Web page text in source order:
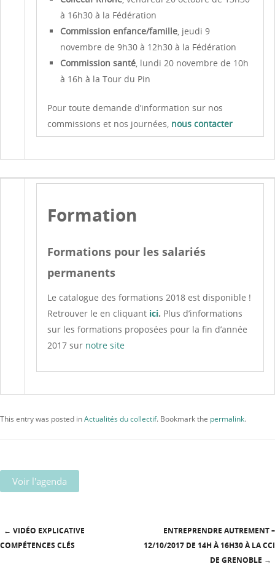
à 16h30 à la Fédération
Commission enfance/famille, jeudi 9
novembre de 9h30 à 12h30 à la Fédération
Commission santé, lundi 20 novembre de 10h
à 16h à la Tour du Pin
Pour toute demande d’information sur nos
commissions et nos journées, nous contacter
Formation
Formations pour les salariés
permanents
Le catalogue des formations 2018 est disponible !
Retrouver le en cliquant ici. Plus d’informations
sur les formations proposées pour la fin d’année
2017 sur notre site
This entry was posted inActualités du collectif. Bookmark the permalink.
Voir l'agenda
Post navigation
← VIDÉO EXPLICATIVE
COMPÉTENCES CLÉS
ENTREPRENDRE AUTREMENT –
12/10/2017 DE 14H À 16H30 À LA CCI
DE GRENOBLE →